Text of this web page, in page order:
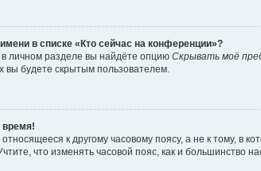
в списке «Кто сейчас на конференции»?
личном разделе вы найдёте опцию Скрывать моё
вы будете скрытым пользователем.
время!
к другому часовому поясу, а не к тому, в
что изменять часовой пояс, как и большинство